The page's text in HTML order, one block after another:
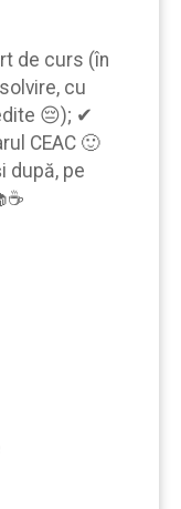
de curs (în
cu
😔); ✔
CEAC 🙂
după, pe